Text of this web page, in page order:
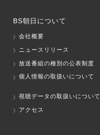
BS朝日について
会社概要
ニュースリリース
放送番組の種別の公表制度
個人情報の取扱いについて
視聴データの取扱いについて
アクセス